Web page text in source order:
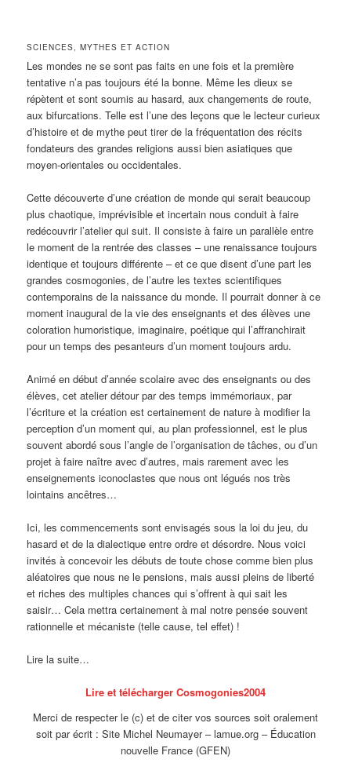
SCIENCES, MYTHES ET ACTION
Les mondes ne se sont pas faits en une fois et la première
tentative n’a pas toujours été la bonne. Même les dieux se
répètent et sont soumis au hasard, aux changements de route,
aux bifurcations. Telle est l’une des leçons que le lecteur curieux
d’histoire et de mythe peut tirer de la fréquentation des récits
fondateurs des grandes religions aussi bien asiatiques que
moyen-orientales ou occidentales.
Cette découverte d’une création de monde qui serait beaucoup
plus chaotique, imprévisible et incertain nous conduit à faire
redécouvrir l’atelier qui suit. Il consiste à faire un parallèle entre
le moment de la rentrée des classes – une renaissance toujours
identique et toujours différente – et ce que disent d’une part les
grandes cosmogonies, de l’autre les textes scientifiques
contemporains de la naissance du monde. Il pourrait donner à ce
moment inaugural de la vie des enseignants et des élèves une
coloration humoristique, imaginaire, poétique qui l’affranchirait
pour un temps des pesanteurs d’un moment toujours ardu.
Animé en début d’année scolaire avec des enseignants ou des
élèves, cet atelier détour par des temps immémoriaux, par
l’écriture et la création est certainement de nature à modifier la
perception d’un moment qui, au plan professionnel, est le plus
souvent abordé sous l’angle de l’organisation de tâches, ou d’un
projet à faire naître avec d’autres, mais rarement avec les
enseignements iconoclastes que nous ont légués nos très
lointains ancêtres…
Ici, les commencements sont envisagés sous la loi du jeu, du
hasard et de la dialectique entre ordre et désordre. Nous voici
invités à concevoir les débuts de toute chose comme bien plus
aléatoires que nous ne le pensions, mais aussi pleins de liberté
et riches des multiples chances qui s’offrent à qui sait les
saisir… Cela mettra certainement à mal notre pensée souvent
rationnelle et mécaniste (telle cause, tel effet) !
Lire la suite…
Lire et télécharger Cosmogonies2004
Merci de respecter le (c) et de citer vos sources soit oralement
soit par écrit : Site Michel Neumayer – lamue.org – Éducation
nouvelle France (GFEN)